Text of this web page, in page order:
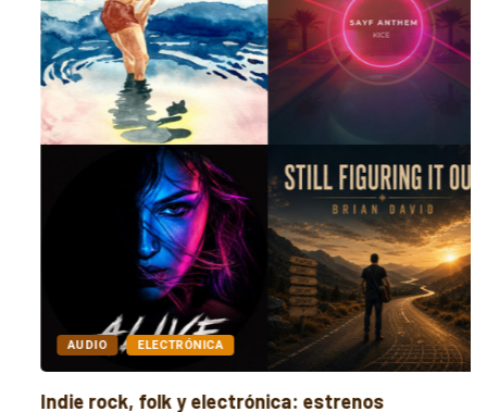
AUDIO ELECTRÓNICA
Indie rock, folk y electrónica: estrenos